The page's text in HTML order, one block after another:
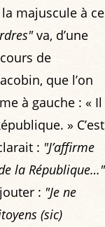
majuscule à ce
va, d’une
de
que l’on
à gauche : « Il
» C’est
: "J’affirme
la République…"
: "Je ne
(sic)